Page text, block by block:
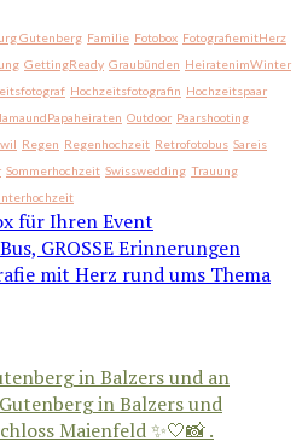
Gutenberg Familie Fotobox FotografiemitHerz
GettingReady Graubünden HeiratenimWinter
Hochzeitsfotografin Hochzeitspaar
Outdoor Paarshooting
Regen Regenhochzeit Retrofotobus Sareis
Sommerhochzeit Swisswedding Trauung
in Balzers und an